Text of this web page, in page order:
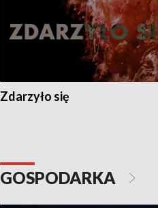
Zdarzyło się
GOSPODARKA